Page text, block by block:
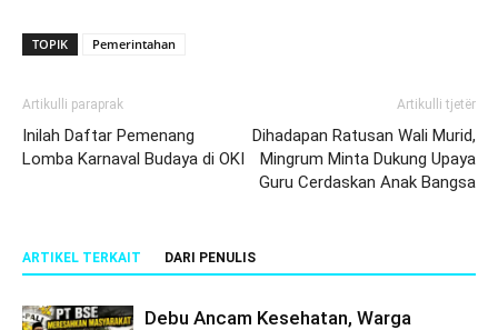
TOPIK Pemerintahan
Artikulli paraprak
Inilah Daftar Pemenang
Lomba Karnaval Budaya di OKI
Artikulli tjetër
Dihadapan Ratusan Wali Murid,
Mingrum Minta Dukung Upaya
Guru Cerdaskan Anak Bangsa
ARTIKEL TERKAIT DARI PENULIS
Debu Ancam Kesehatan, Warga